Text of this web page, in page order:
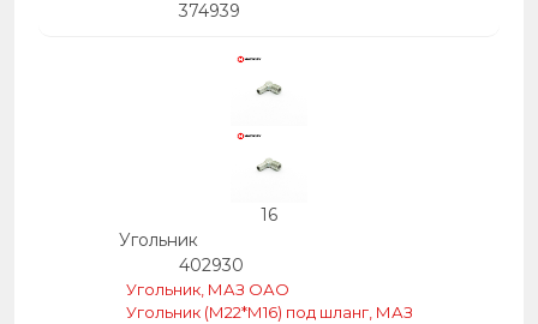
374939
16
Угольник
402930
Угольник, МАЗ ОАО
Угольник (М22*М16) под шланг, МАЗ